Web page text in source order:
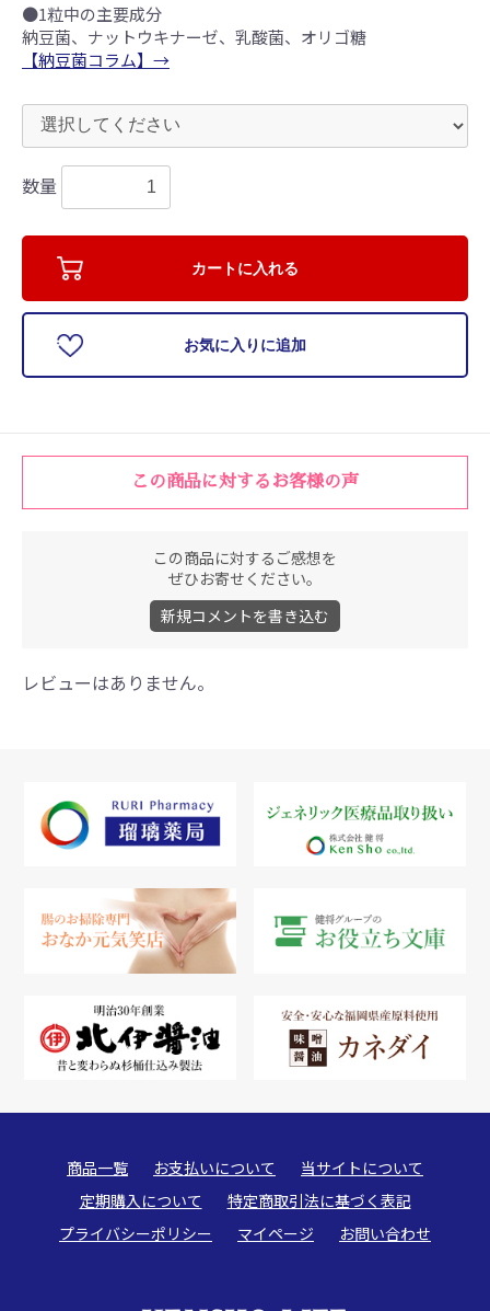
●1粒中の主要成分
納豆菌、ナットウキナーゼ、乳酸菌、オリゴ糖
【納豆菌コラム】→
数量
カートに入れる
お買い物を続ける
お気に入りに追加
この商品に対するお客様の声
この商品に対するご感想を
ぜひお寄せください。
新規コメントを書き込む
レビューはありません。
商品一覧 お支払いについて
当サイトについて
定期購入について
特定商取引法に基づく表記
プライバシーポリシー
マイページ お問い合わせ